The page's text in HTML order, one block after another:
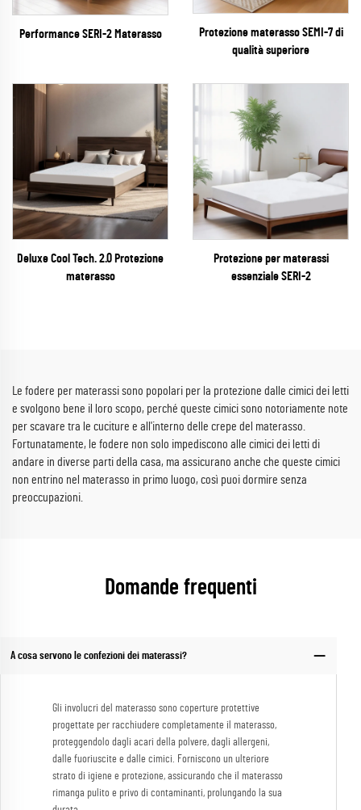
Performance SERI-2 Materasso
Protezione materasso SEMI-7 di
qualità superiore
Deluxe Cool Tech. 2.0 Protezione
materasso
Protezione per materassi
essenziale SERI-2
Le fodere per materassi sono popolari per la protezione dalle cimici dei letti
e svolgono bene il loro scopo, perché queste cimici sono notoriamente note
per scavare tra le cuciture e all'interno delle crepe del materasso.
Fortunatamente, le fodere non solo impediscono alle cimici dei letti di
andare in diverse parti della casa, ma assicurano anche che queste cimici
non entrino nel materasso in primo luogo, così puoi dormire senza
preoccupazioni.
Domande frequenti
A cosa servono le confezioni dei materassi?
Gli involucri del materasso sono coperture protettive
progettate per racchiudere completamente il materasso,
proteggendolo dagli acari della polvere, dagli allergeni,
dalle fuoriuscite e dalle cimici. Forniscono un ulteriore
strato di igiene e protezione, assicurando che il materasso
rimanga pulito e privo di contaminanti, prolungando la sua